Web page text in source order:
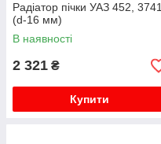
Радіатор пічки УАЗ 452, 3741
(d-16 мм)
В наявності
2 321 ₴
Купити